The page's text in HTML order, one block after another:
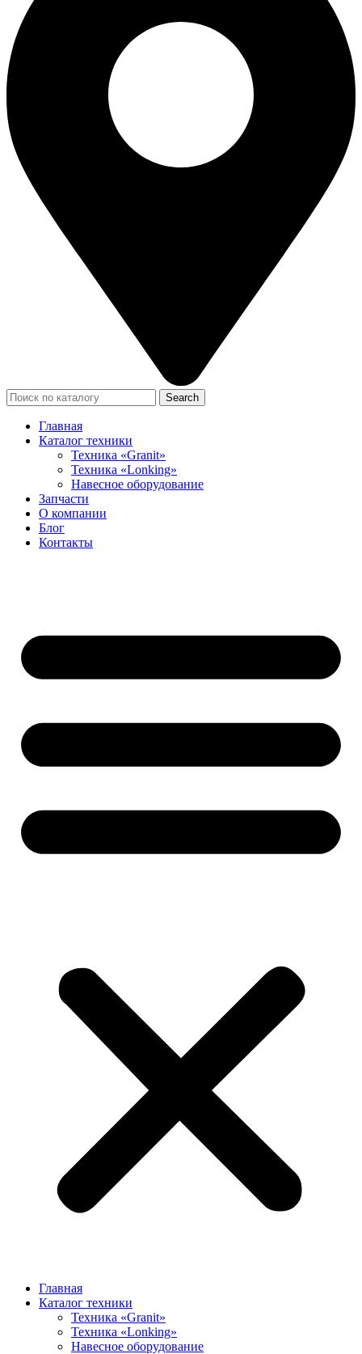
Search
Главная
Каталог техники
Техника «Granit»
Техника «Lonking»
Навесное оборудование
Запчасти
О компании
Блог
Контакты
Главная
Каталог техники
Техника «Granit»
Техника «Lonking»
Навесное оборудование